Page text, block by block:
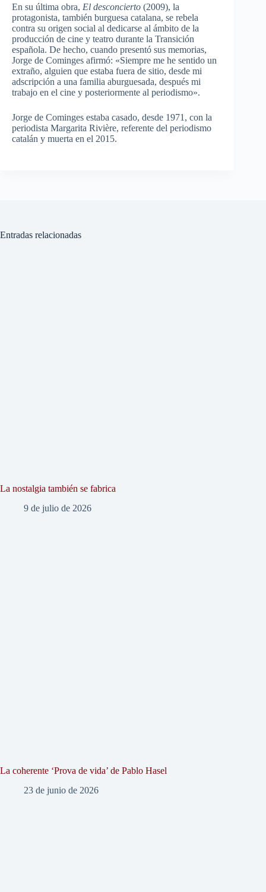
En su última obra, El desconcierto (2009), la
protagonista, también burguesa catalana, se rebela
contra su origen social al dedicarse al ámbito de la
producción de cine y teatro durante la Transición
española. De hecho, cuando presentó sus memorias,
Jorge de Cominges afirmó: «Siempre me he sentido un
extraño, alguien que estaba fuera de sitio, desde mi
adscripción a una familia aburguesada, después mi
trabajo en el cine y posteriormente al periodismo».
Jorge de Cominges estaba casado, desde 1971, con la
periodista Margarita Rivière, referente del periodismo
catalán y muerta en el 2015.
Entradas relacionadas
La nostalgia también se fabrica
9 de julio de 2026
La coherente ‘Prova de vida’ de Pablo Hasel
23 de junio de 2026